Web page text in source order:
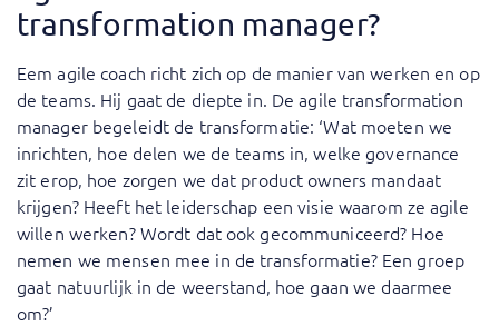
transformation manager?
Eem agile coach richt zich op de manier van werken en op
de teams. Hij gaat de diepte in. De agile transformation
manager begeleidt de transformatie: ‘Wat moeten we
inrichten, hoe delen we de teams in, welke governance
zit erop, hoe zorgen we dat product owners mandaat
krijgen? Heeft het leiderschap een visie waarom ze agile
willen werken? Wordt dat ook gecommuniceerd? Hoe
nemen we mensen mee in de transformatie? Een groep
gaat natuurlijk in de weerstand, hoe gaan we daarmee
om?’